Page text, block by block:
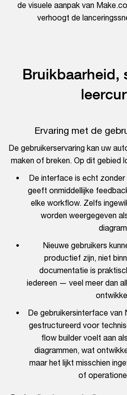
de visuele aanpak van
verhoogt de
Bruikbaarheid,
Ervaring met de
De gebruikerservaring kan uw
maken of breken. Op dit gebied
De interface is echt
geeft onmiddellijke
elke workflow. Zelfs
worden weergegeven
Nieuwe gebruikers
productief zijn, niet
documentatie is
iedereen — veel meer dan
De gebruikersinterface
gestructureerd voor
flow builder voelt aan
diagrammen, wat
maar het lijkt misschien
of